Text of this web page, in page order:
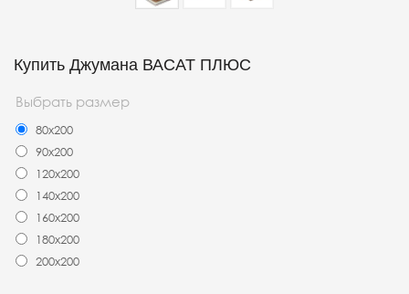
Купить Джумана ВАСАТ ПЛЮС
Выбрать размер
80x200
90x200
120x200
140x200
160x200
180x200
200x200